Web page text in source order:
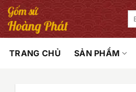
Bỏ
qua
nội
Tìm
TRANG CHỦ SẢN PHẨM